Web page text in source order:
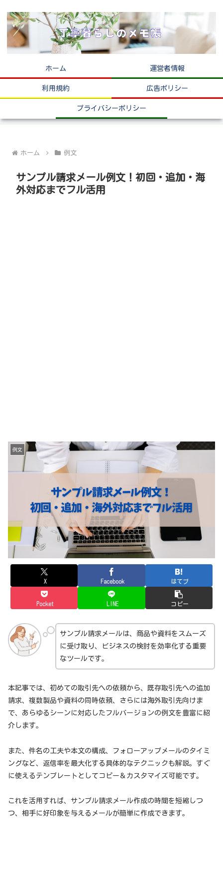
ホーム 運営者情報
利用規約 広告ポリシー
プライバシーポリシー
ホーム 例文
サンプル請求メール例文！初回・追加・海
外対応までフル活用
例文
X Facebook はてブ
Pocket LINE コピー
サンプル請求メールは、商品や資料をスムーズ
に受け取り、ビジネスの検討を効率化する重要
なツールです。
本記事では、初めての取引先への依頼から、既存取引先への追加
請求、複数製品や資料の同時依頼、さらには海外取引先向けま
で、あらゆるシーンに対応したフルバージョンの例文を豊富に紹
介します。
また、件名の工夫や本文の構成、フォローアップメールのタイミ
ングなど、返信率を最大化する具体的なテクニックも解説。すぐ
に使えるテンプレートとしてコピー＆カスタマイズ可能です。
これを活用すれば、サンプル請求メール作成の時間を短縮しつ
つ、相手に好印象を与えるメールが簡単に作成できます。